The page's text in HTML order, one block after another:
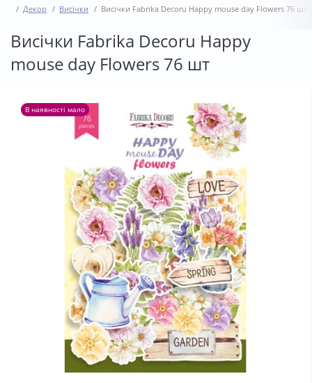
Декор Висічки Висічки Fabrika Decoru Happy mouse day Flowers 76 шт
Висічки Fabrika Decoru Happy
mouse day Flowers 76 шт
В наявності мало